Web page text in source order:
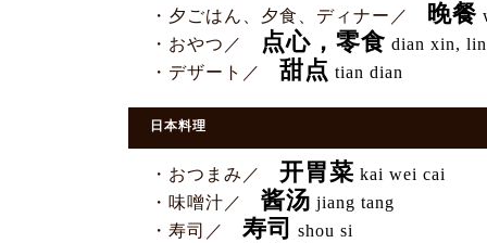
・夕ごはん、夕食、ディナー／
晚餐
・おやつ／
点心，零食 dian xin,
・デザート／
甜点 tian dian
日本料理
・おつまみ／ 开胃菜 kai wei cai
・味噌汁／
酱汤 jiang tang
・寿司／
寿司 shou si